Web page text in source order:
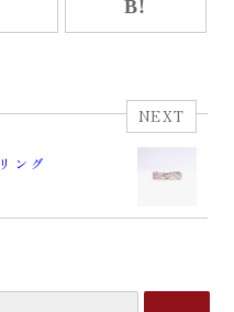
NEXT
リング